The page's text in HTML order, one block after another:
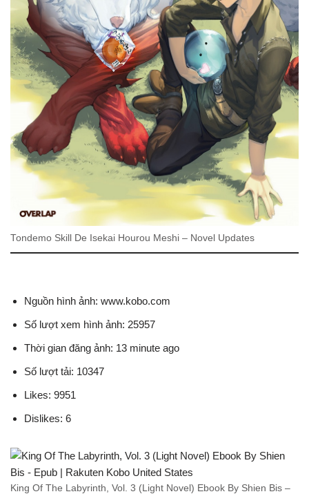
Tondemo Skill De Isekai Hourou Meshi – Novel Updates
Nguồn hình ảnh: www.kobo.com
Số lượt xem hình ảnh: 25957
Thời gian đăng ảnh: 13 minute ago
Số lượt tải: 10347
Likes: 9951
Dislikes: 6
King Of The Labyrinth, Vol. 3 (Light Novel) Ebook By Shien Bis –